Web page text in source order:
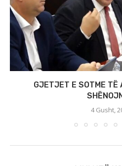
GJETJET E SOTME TË
4 Gusht,